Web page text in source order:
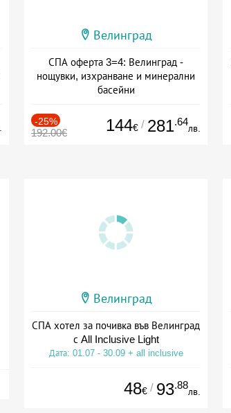
Велинград
СПА оферта 3=4: Велинград -
нощувки, изхранване и минерални
басейни
-25%
192.00€ 144€ / 281.64
лв.
Велинград
СПА хотел за почивка във Велинград
с All Inclusive Light
Дата: 01.07 - 30.09 + all inclusive
48€ / 93.88
лв.